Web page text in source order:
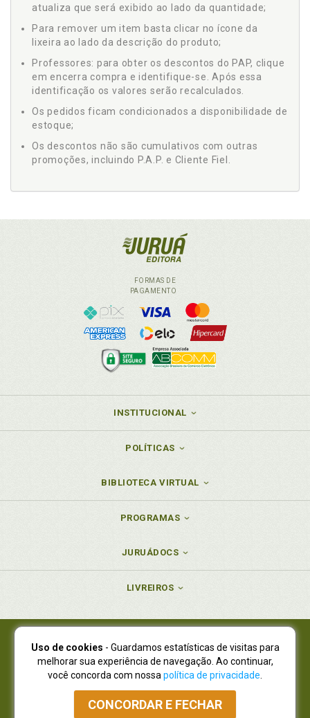
atualiza que será exibido ao lado da quantidade;
Para remover um item basta clicar no ícone da
lixeira ao lado da descrição do produto;
Professores: para obter os descontos do PAP, clique
em encerra compra e identifique-se. Após essa
identificação os valores serão recalculados.
Os pedidos ficam condicionados a disponibilidade de
estoque;
Os descontos não são cumulativos com outras
promoções, incluindo P.A.P. e Cliente Fiel.
FORMAS DE
PAGAMENTO
INSTITUCIONAL
POLÍTICAS
BIBLIOTECA VIRTUAL
PROGRAMAS
JURUÁDOCS
LIVREIROS
Juruá Editora Ltda., CNPJ 77.535.508/0001-19
Juruá Informática Ltda., CNPJ 01.701.561/0001-80
NOVO ENDEREÇO:R. Flávio Dallegrave, 7665, São Lourenço |
Curitiba - Paraná - CEP 82210-310
Atendimento: (41) 4009-3900|Vendas Atacado: (41) 4009-3939
Uso de cookies - Guardamos estatísticas de visitas para
melhorar sua experiência de navegação. Ao continuar,
você concorda com nossa política de privacidade
CONCORDAR E FECHAR